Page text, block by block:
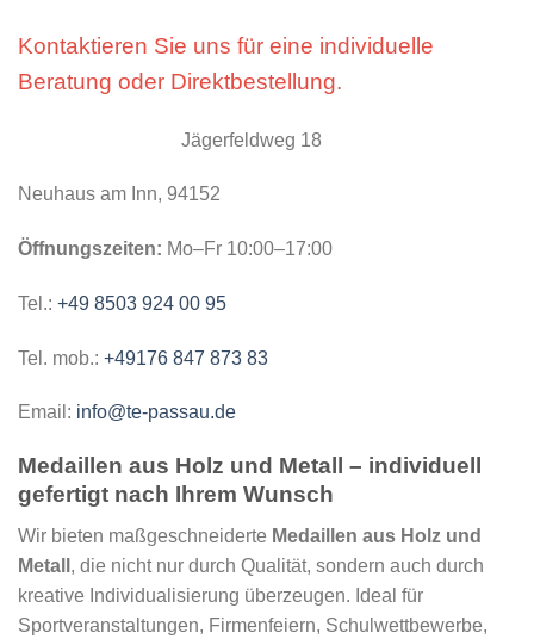
Kontaktieren Sie uns für eine individuelle
Beratung oder Direktbestellung.
Jägerfeldweg 18
Neuhaus am Inn, 94152
Öffnungszeiten: Mo–Fr 10:00–17:00
Tel.: +49 8503 924 00 95
Tel. mob.: +49176 847 873 83
Email: info@te-passau.de
Medaillen aus Holz und Metall – individuell
gefertigt nach Ihrem Wunsch
Wir bieten maßgeschneiderte Medaillen aus Holz und
Metall , die nicht nur durch Qualität, sondern auch durch
kreative Individualisierung überzeugen. Ideal für
Sportveranstaltungen, Firmenfeiern, Schulwettbewerbe,